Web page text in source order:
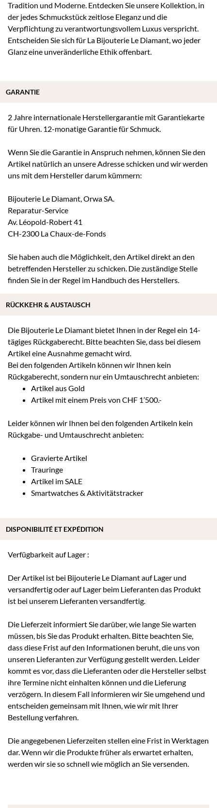
Tradition und Moderne. Entdecken Sie unsere Kollektion, in
der jedes Schmuckstück zeitlose Eleganz und die
Verpflichtung zu verantwortungsvollem Luxus verspricht.
Entscheiden Sie sich für La Bijouterie Le Diamant, wo jeder
Glanz eine unveränderliche Ethik offenbart.
2 Jahre internationale Herstellergarantie mit Garantiekarte
für Uhren. 12-monatige Garantie für Schmuck.
Wenn Sie die Garantie in Anspruch nehmen, können Sie den
Artikel natürlich an unsere Adresse schicken und wir werden
uns mit dem Hersteller darum kümmern:
Bijouterie Le Diamant, Orwa SA.
Reparatur-Service
Av. Léopold-Robert 41
CH-2300 La Chaux-de-Fonds
Sie haben auch die Möglichkeit, den Artikel direkt an den
betreffenden Hersteller zu schicken. Die zuständige Stelle
finden Sie in der Regel im Handbuch des Herstellers.
Die Bijouterie Le Diamant bietet Ihnen in der Regel ein 14-
tägiges Rückgaberecht. Bitte beachten Sie, dass bei diesem
Artikel eine Ausnahme gemacht wird.
Bei den folgenden Artikeln können wir Ihnen kein
Rückgaberecht, sondern nur ein Umtauschrecht anbieten:
Artikel aus Gold
Artikel mit einem Preis von CHF 1’500.-
Leider können wir Ihnen bei den folgenden Artikeln kein
Rückgabe- und Umtauschrecht anbieten:
Gravierte Artikel
Trauringe
Artikel im SALE
Smartwatches & Aktivitätstracker
Verfügbarkeit auf Lager :
Der Artikel ist bei Bijouterie Le Diamant auf Lager und
versandfertig oder auf Lager beim Lieferanten das Produkt
ist bei unserem Lieferanten versandfertig.
Die Lieferzeit informiert Sie darüber, wie lange Sie warten
müssen, bis Sie das Produkt erhalten. Bitte beachten Sie,
dass diese Frist auf den Informationen beruht, die uns von
unseren Lieferanten zur Verfügung gestellt werden. Leider
kommt es vor, dass die Lieferanten oder die Hersteller selbst
ihre Termine nicht einhalten können und die Lieferung
verzögern. In diesem Fall informieren wir Sie umgehend und
entscheiden gemeinsam mit Ihnen, wie wir mit Ihrer
Bestellung verfahren.
Die angegebenen Lieferzeiten stellen eine Frist in Werktagen
dar. Wenn wir die Produkte früher als erwartet erhalten,
werden wir sie so schnell wie möglich an Sie versenden.
GARANTIE
RÜCKKEHR & AUSTAUSCH
DISPONIBILITÉ ET EXPÉDITION